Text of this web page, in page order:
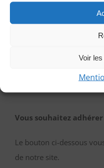
Voir
vous répondre en vous
PARTICIPER EN TANT
Vous souhaitez
Le bouton ci-dessous
de notre site.